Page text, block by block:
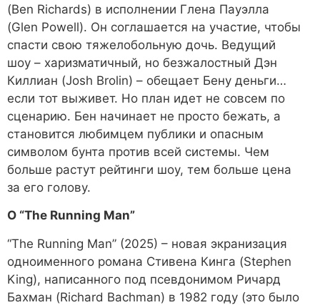
(Ben Richards) в исполнении Глена Пауэлла
(Glen Powell). Он соглашается на участие, чтобы
спасти свою тяжелобольную дочь. Ведущий
шоу – харизматичный, но безжалостный Дэн
Киллиан (Josh Brolin) – обещает Бену деньги…
если тот выживет. Но план идет не совсем по
сценарию. Бен начинает не просто бежать, а
становится любимцем публики и опасным
символом бунта против всей системы. Чем
больше растут рейтинги шоу, тем больше цена
за его голову.
О “The Running Man”
“The Running Man” (2025) – новая экранизация
одноименного романа Стивена Кинга (Stephen
King), написанного под псевдонимом Ричард
Бахман (Richard Bachman) в 1982 году (это было